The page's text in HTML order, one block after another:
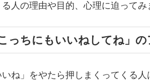
人の理由や目的、心理に迫ってみ
っちにもいいねしてね」
ね」をやたら押しまくってくる人